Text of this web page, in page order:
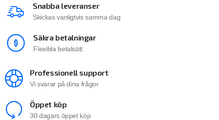
Snabba leveranser
Skickas vanligtvis samma dag
Säkra betalningar
Flexibla betalsätt
Professionell support
Vi svarar på dina frågor
Öppet köp
30 dagars öppet köp